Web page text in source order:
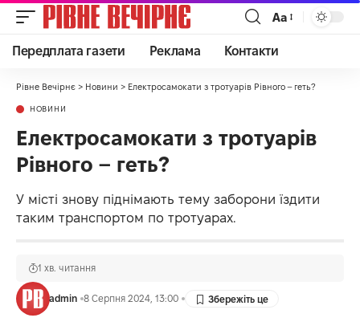
Аа
Передплата газети Реклама Контакти
Рівне Вечірнє > Новини > Електросамокати з тротуарів Рівного – геть?
НОВИНИ
Електросамокати з тротуарів
Рівного – геть?
У місті знову піднімають тему заборони їздити
таким транспортом по тротуарах.
admin 8 Серпня 2024, 13:00
1 хв. читання